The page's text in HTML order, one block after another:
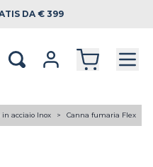
DA € 399
acciaio Inox Canna fumaria Flex